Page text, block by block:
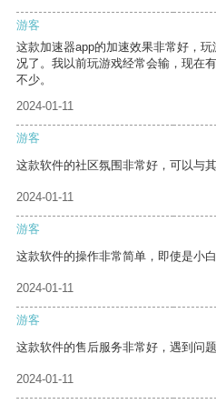
游客
这款加速器app的加速效果非常好，
况了。我以前玩游戏经常会输，现在
不少。
2024-01-11
游客
这款软件的社区氛围非常好，可以与
2024-01-11
游客
这款软件的操作非常简单，即使是小白
2024-01-11
游客
这款软件的售后服务非常好，遇到问
2024-01-11